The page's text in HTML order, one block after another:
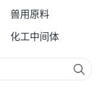
兽用原料
化工中间体